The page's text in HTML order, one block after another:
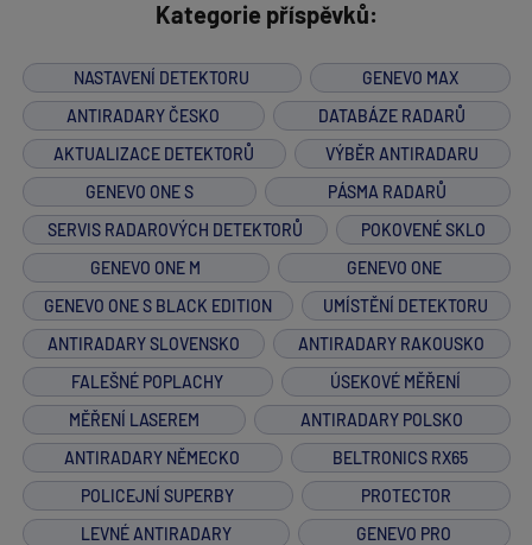
Kategorie příspěvků:
NASTAVENÍ DETEKTORU
GENEVO MAX
ANTIRADARY ČESKO
DATABÁZE RADARŮ
AKTUALIZACE DETEKTORŮ
VÝBĚR ANTIRADARU
GENEVO ONE S
PÁSMA RADARŮ
SERVIS RADAROVÝCH DETEKTORŮ
POKOVENÉ SKLO
GENEVO ONE M
GENEVO ONE
GENEVO ONE S BLACK EDITION
UMÍSTĚNÍ DETEKTORU
ANTIRADARY SLOVENSKO
ANTIRADARY RAKOUSKO
FALEŠNÉ POPLACHY
ÚSEKOVÉ MĚŘENÍ
MĚŘENÍ LASEREM
ANTIRADARY POLSKO
ANTIRADARY NĚMECKO
BELTRONICS RX65
POLICEJNÍ SUPERBY
PROTECTOR
LEVNÉ ANTIRADARY
GENEVO PRO